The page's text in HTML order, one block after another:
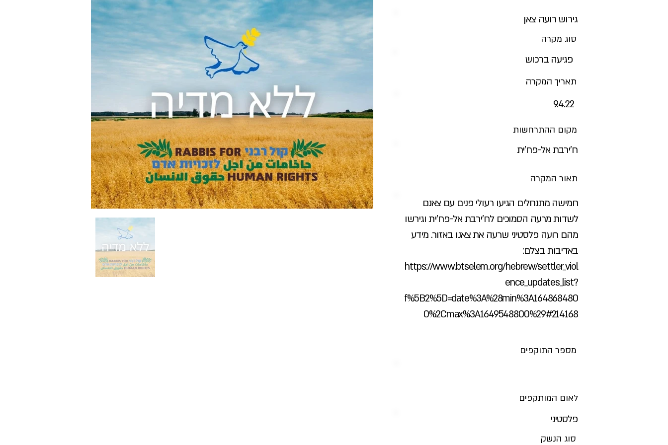
גירוש רועה צאן
סוג מקרה
פגיעה ברכוש
תאריך המקרה
9.4.22
מקום ההתרחשות
ח'ירבת אל-פח'ית
תאור המקרה
חמישה מתנחלים הגיעו רעולי פנים עם צאנם
לשדות מרעה הסמוכים לח'ירבת אל-פח'ית וגירשו
מהם רועה פלסטיני שרעה את צאנו באזור. מידע
באדיבות בצלם:
https://www.btselem.org/hebrew/settler_viol
ence_updates_list?
f%5B2%5D=date%3A%28min%3A164868480
0%2Cmax%3A1649548800%29#214168
מספר התוקפים
לאום המותקפים
פלסטיני
סוג הנשק